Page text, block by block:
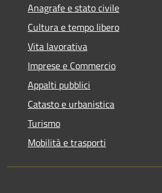
Anagrafe e stato civile
Cultura e tempo libero
Vita lavorativa
Imprese e Commercio
Appalti pubblici
Catasto e urbanistica
Turismo
Mobilità e trasporti